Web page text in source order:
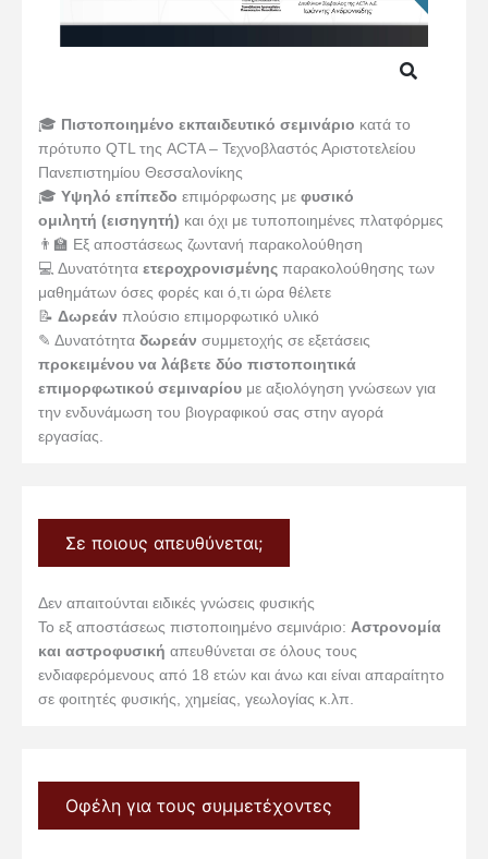
🎓 Πιστοποιημένο εκπαιδευτικό σεμινάριο κατά το
πρότυπο QTL της ACTA – Τεχνοβλαστός Αριστοτελείου
Πανεπιστημίου Θεσσαλονίκης
🎓 Υψηλό επίπεδο επιμόρφωσης με φυσικό
ομιλητή (εισηγητή) και όχι με τυποποιημένες πλατφόρμες
👨‍🏫 Εξ αποστάσεως ζωντανή παρακολούθηση
💻 Δυνατότητα ετεροχρονισμένης παρακολούθησης των
μαθημάτων όσες φορές και ό,τι ώρα θέλετε
📝 Δωρεάν πλούσιο επιμορφωτικό υλικό
✎ Δυνατότητα δωρεάν συμμετοχής σε εξετάσεις
προκειμένου να λάβετε δύο πιστοποιητικά
επιμορφωτικού σεμιναρίου με αξιολόγηση γνώσεων για
την ενδυνάμωση του βιογραφικού σας στην αγορά
εργασίας.
Σε ποιους απευθύνεται;
Δεν απαιτούνται ειδικές γνώσεις φυσικής
Το εξ αποστάσεως πιστοποιημένο σεμινάριο: Αστρονομία
και αστροφυσική απευθύνεται σε όλους τους
ενδιαφερόμενους από 18 ετών και άνω και είναι απαραίτητο
σε φοιτητές φυσικής, χημείας, γεωλογίας κ.λπ.
Οφέλη για τους συμμετέχοντες